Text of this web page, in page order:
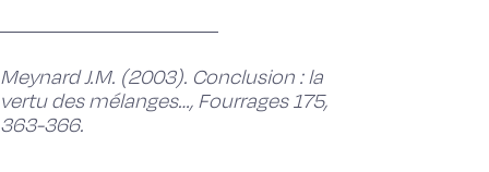
Meynard J.M. (2003). Conclusion : la
vertu des mélanges…, Fourrages 175,
363-366.